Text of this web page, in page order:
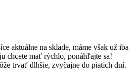
aktuálne na sklade, máme však už iba
chcete mať rýchlo, ponáhľajte sa!
trvať dlhšie, zvyčajne do piatich dní.